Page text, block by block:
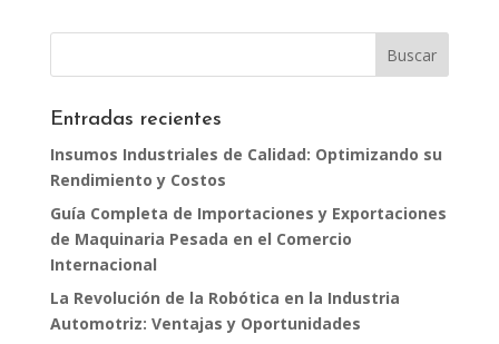
Entradas recientes
Insumos Industriales de Calidad: Optimizando su
Rendimiento y Costos
Guía Completa de Importaciones y Exportaciones
de Maquinaria Pesada en el Comercio
Internacional
La Revolución de la Robótica en la Industria
Automotriz: Ventajas y Oportunidades